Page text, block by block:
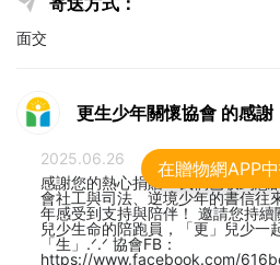
面交
更生少年關懷協會 的感謝
2025.06.26
感謝您的熱心捐贈！我們已收到您
會社工與司法、逆境少年的書信往
年感受到支持與陪伴！ 邀請您持
兒少生命的陪跑員，「更」兒少一
「生」.ᐟ.ᐟ 協會FB：
https://www.facebook.com/
在贈物網APP